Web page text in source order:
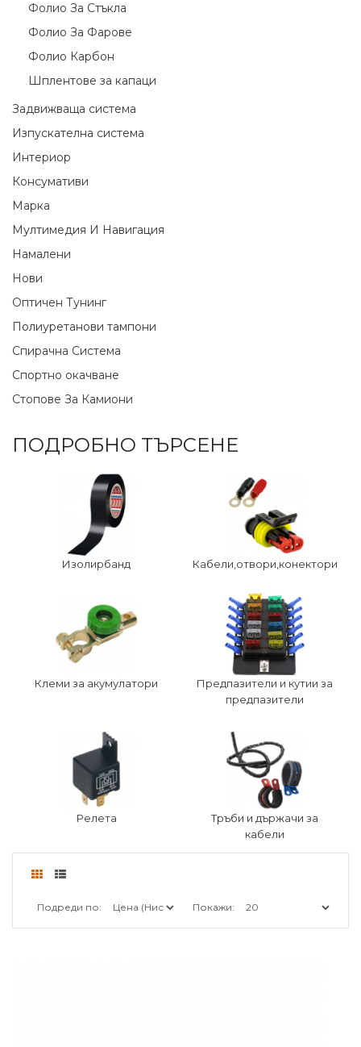
Фолио За Стъкла
Фолио За Фарове
Фолио Карбон
Шплентове за капаци
Задвижваща система
Изпускателна система
Интериор
Консумативи
Марка
Мултимедия И Навигация
Намалени
Нови
Оптичен Тунинг
Полиуретанови тампони
Спирачна Система
Спортно окачване
Стопове За Камиони
ПОДРОБНО ТЪРСЕНЕ
Изолирбанд Кабели,отвори,конектори
Клеми за акумулатори
Предпазители и кутии за
предпазители
Релета
Тръби и държачи за
кабели
Подреди по: Покажи: